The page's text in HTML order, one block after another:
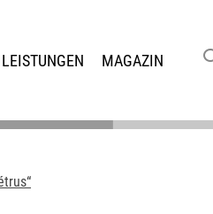
LEISTUNGEN MAGAZIN